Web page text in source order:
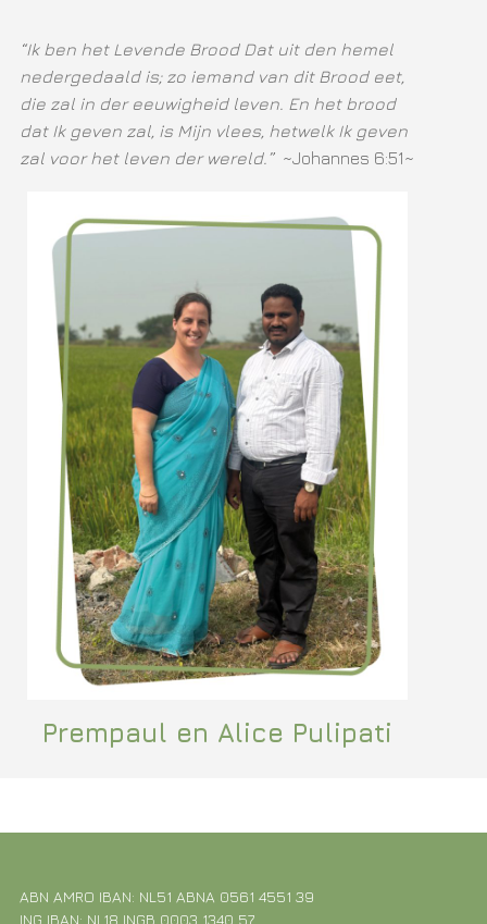
“Ik ben het Levende Brood Dat uit den hemel
nedergedaald is; zo iemand van dit Brood eet,
die zal in der eeuwigheid leven. En het brood
dat Ik geven zal, is Mijn vlees, hetwelk Ik geven
zal voor het leven der wereld.” ~Johannes 6:51~
Prempaul en Alice Pulipati
ABN AMRO IBAN: NL51 ABNA 0561 4551 39
ING IBAN: NL18 INGB 0003 1340 57